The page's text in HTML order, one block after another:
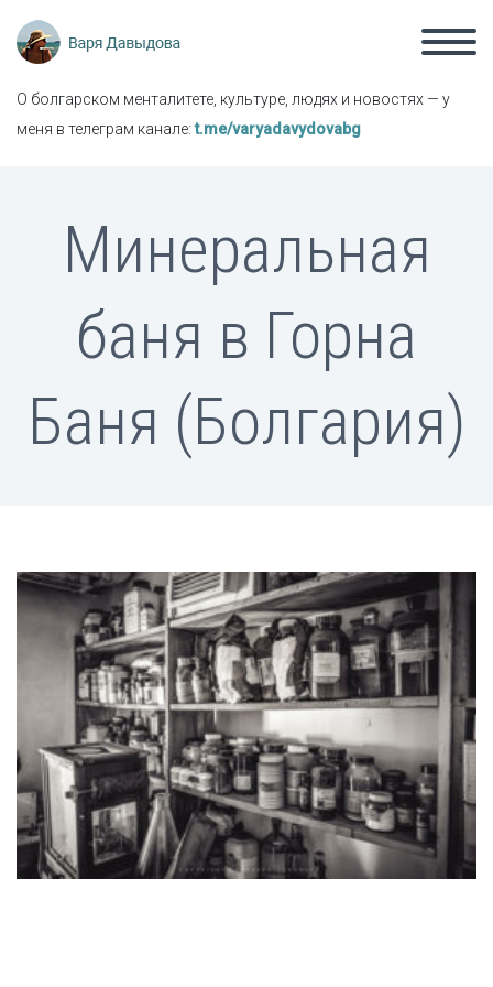
О болгарском менталитете, культуре, людях и новостях — у
меня в телеграм канале:t.me/varyadavydovabg
Минеральная
баня в Горна
Баня (Болгария)